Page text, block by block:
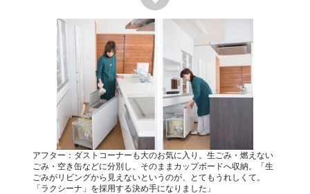
アフター：ダストコーナーも大のお気に入り。生ごみ・燃えない
ごみ・空き缶などに分別し、そのままカップボードへ収納。「生
ごみがリビングから見えないというのが、とてもうれしくて。
「ラクシーナ」を採用する決め手になりました」